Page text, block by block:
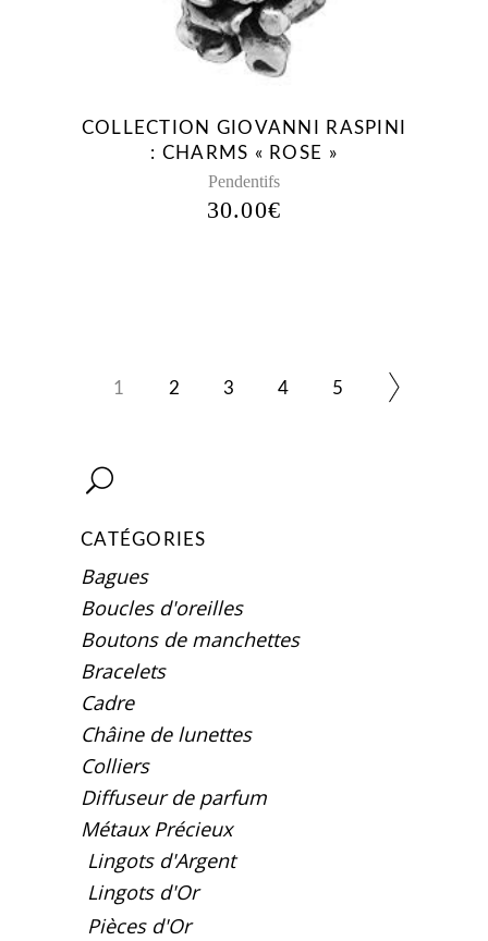
COLLECTION GIOVANNI RASPINI
: CHARMS « ROSE »
Pendentifs
30.00€
1 2 3 4 5
CATÉGORIES
Bagues
Boucles d'oreilles
Boutons de manchettes
Bracelets
Cadre
Châine de lunettes
Colliers
Diffuseur de parfum
Métaux Précieux
Lingots d'Argent
Lingots d'Or
Pièces d'Or